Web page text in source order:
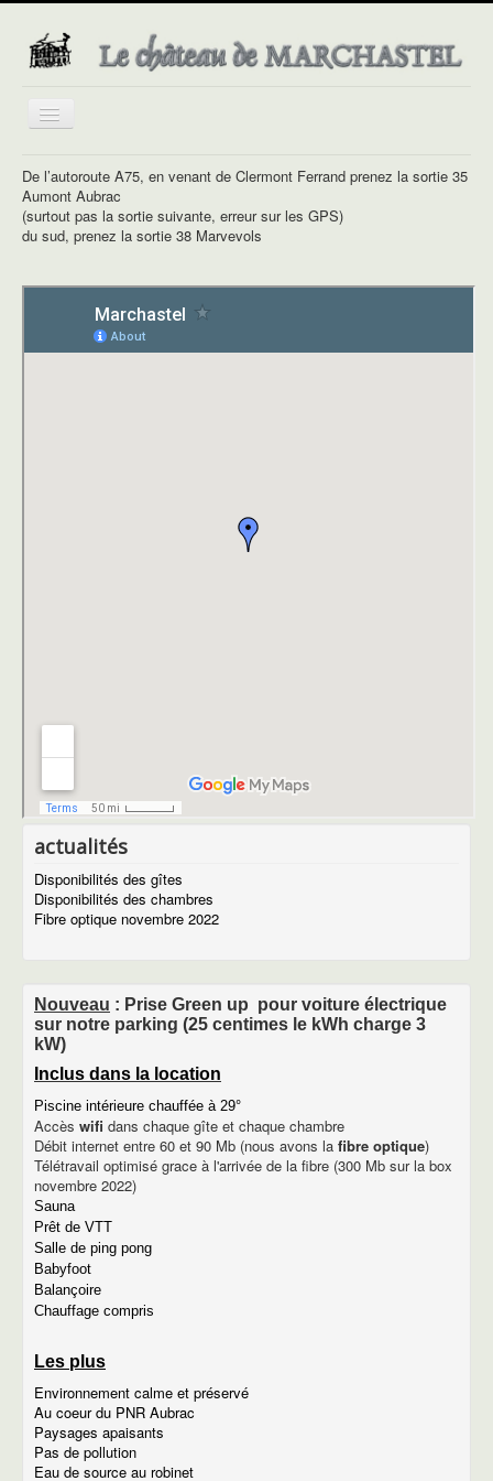
Basculer
la
Les gîtes
descriptif du gîte Déroc
descriptif du gîte Puech
Photos de gîtes
Disponibilité des gîtes
Le gîte de la place du village
Descriptif du gîte de la place du village
Extrait du catalogue gîte de France
Tarifs
Disponibilités
Photos du gîte de la place du village
Tarifs et disponibilités
Tarifs
Disponibilités
Venir à MARCHASTEL
Les chambres d'hôtes
Tourisme
historique de Marchastel
Lieux touristiques
Nasbinals
Le village d'Aubrac
Laguiole
Le château de la Baume
De l’autoroute A75, en venant de Clermont Ferrand prenez la sortie 35
Aumont Aubrac
(surtout pas la sortie suivante, erreur sur les GPS)
du sud, prenez la sortie 38 Marvevols
actualités
Disponibilités des gîtes
Disponibilités des chambres
Fibre optique novembre 2022
Nouveau : Prise Green up pour voiture électrique
sur notre parking (25 centimes le kWh charge 3
kW)
Inclus dans la location
Piscine intérieure chauffée à 29°
Accès wifi dans chaque gîte et chaque chambre
Débit internet entre 60 et 90 Mb (nous avons la fibre optique)
Télétravail optimisé grace à l'arrivée de la fibre (300 Mb sur la box
novembre 2022)
Sauna
Prêt de VTT
Salle de ping pong
Babyfoot
Balançoire
Chauffage compris
Les plus
Environnement calme et préservé
Au coeur du PNR Aubrac
Paysages apaisants
Pas de pollution
Eau de source au robinet